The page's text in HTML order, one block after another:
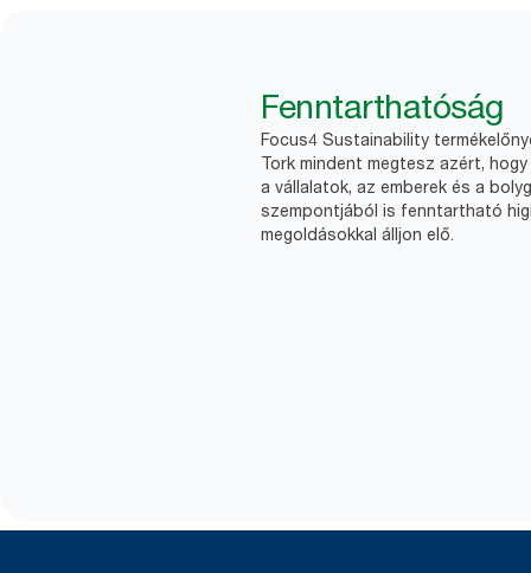
Fenntarthatóság
Focus4 Sustainability
Tork mindent megtesz azért, hogy
a vállalatok, az emberek és a
szempontjából is fenntartható
megoldásokkal álljon elő.